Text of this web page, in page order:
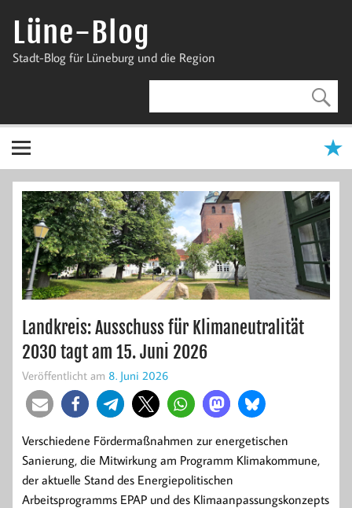
InhaltLüne-Blog
Stadt-Blog für Lüneburg und die Region
Landkreis: Ausschuss für Klimaneutralität
2030 tagt am 15. Juni 2026
Veröffentlicht am 8. Juni 2026
Verschiedene Fördermaßnahmen zur energetischen
Sanierung, die Mitwirkung am Programm Klimakommune,
der aktuelle Stand des Energiepolitischen
Arbeitsprogramms EPAP und des Klimaanpassungskonzepts